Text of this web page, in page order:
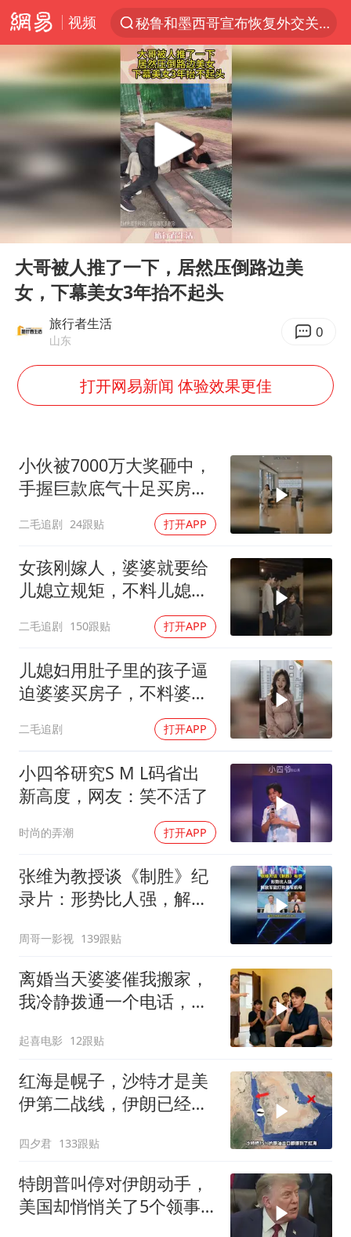
视频
秘鲁和墨西哥宣布恢复外交关系
泉州市委书记张毅恭被查
河南将重点打击十类新型黑恶犯罪
老中医：立秋后养心是关键
中医教你一招提升气血
U17国足三连胜晋级明日之星半决赛
欧阳娜娜窦靖童好搭
中国女篮70-67险胜尼日利亚女篮
“新疆阿勒泰八月能滑雪”不实
日本试射“战斧”导弹，国防部回应
胡彦斌韩磊 谁帮谁
夯实基础开新局
Play
00:00 00:10
大哥被人推了一下，居然压倒路边美
女，下幕美女3年抬不起头
旅行者生活
山东 0
打开网易新闻 体验效果更佳
小伙被7000万大奖砸中，
手握巨款底气十足买房不
二毛追剧 24跟贴 打开APP
女孩刚嫁人，婆婆就要给
儿媳立规矩，不料儿媳不
二毛追剧 150跟贴 打开APP
儿媳妇用肚子里的孩子逼
迫婆婆买房子，不料婆婆
二毛追剧 打开APP
小四爷研究S M L码省出
新高度，网友：笑不活了
时尚的弄潮 打开APP
张维为教授谈《制胜》纪
录片：形势比人强，解放
周哥一影视 139跟贴
离婚当天婆婆催我搬家，
我冷静拨通一个电话，全
起喜电影 12跟贴
红海是幌子，沙特才是美
伊第二战线，伊朗已经输
四夕君 133跟贴
特朗普叫停对伊朗动手，
美国却悄悄关了5个领事